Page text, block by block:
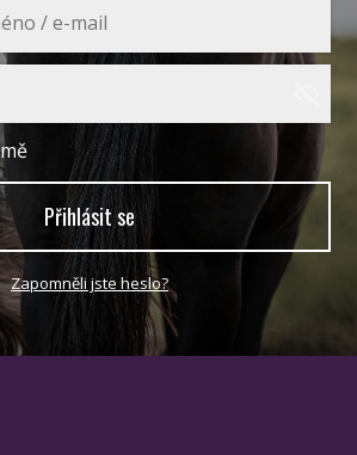
Přihlásit se
Zapomněli jste heslo?